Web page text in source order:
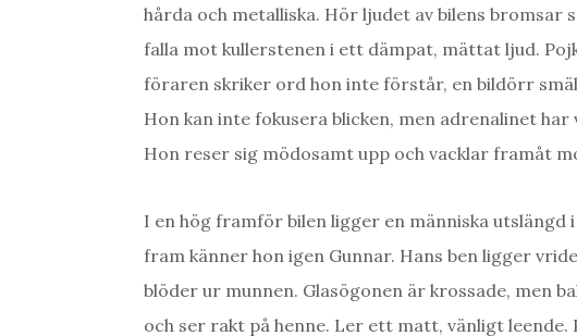
hårda och metalliska. Hör ljudet av bilens bromsar
falla mot kullerstenen i ett dämpat, mättat ljud.
föraren skriker ord hon inte förstår, en bildörr
Hon kan inte fokusera blicken, men adrenalinet har
Hon reser sig mödosamt upp och vacklar framåt
I en hög framför bilen ligger en människa
fram känner hon igen Gunnar. Hans ben ligger
blöder ur munnen. Glasögonen är krossade, men
och ser rakt på henne. Ler ett matt, vänligt leende.